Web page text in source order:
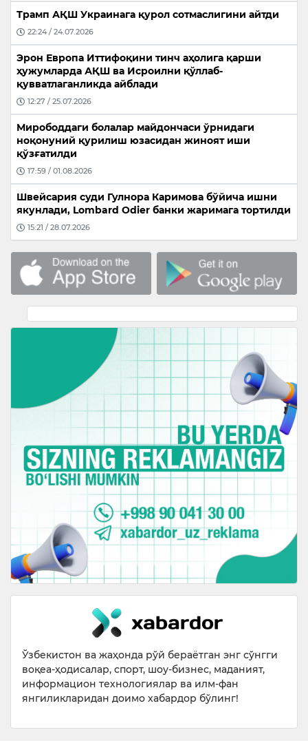
Трамп АҚШ Украинага қурол сотмаслигини айтди
22:24 / 24.07.2026
Эрон Европа Иттифоқини тинч аҳолига қарши
ҳужумларда АҚШ ва Исроилни қўллаб-
қувватлаганликда айблади
12:27 / 25.07.2026
Мирободдаги болалар майдончаси ўрнидаги
ноқонуний қурилиш юзасидан жиноят иши
қўзғатилди
17:59 / 01.08.2026
Швейсария суди Гулнора Каримова бўйича ишни
якунлади, Lombard Odier банки жаримага тортилди
15:21 / 28.07.2026
Ўзбекистон ва жаҳонда рўй бераётган энг сўнгги
воқеа-ҳодисалар, спорт, шоу-бизнес, маданият,
информацион технологиялар ва илм-фан
янгиликларидан доимо хабардор бўлинг!